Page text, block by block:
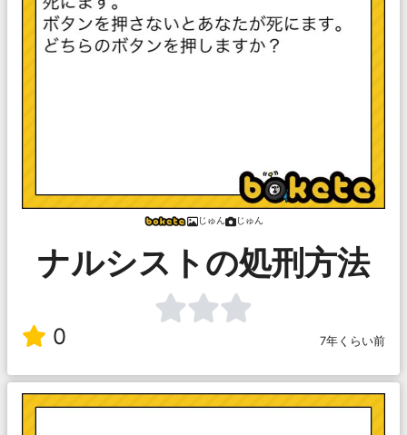
じゅん じゅん
ナルシストの処刑方法
0 7年くらい前